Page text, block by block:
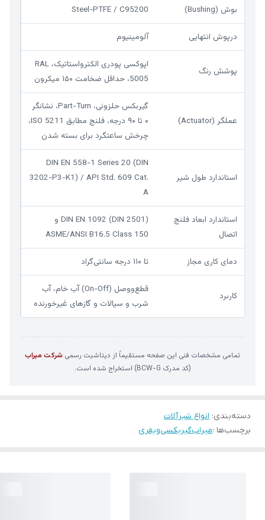
بوش (Bushing) Steel-PTFE / C95200
درپوش انتهایی آلومینیوم
پوشش رنگ
اپوکسی پودری الکترواستاتیک، RAL
5005، حداقل ضخامت ۱۵۰ میکرون
عملگر (Actuator)
گیربکس حلزونی، Part-Turn، نشانگر
۰ تا ۹۰ درجه، فلنج مطابق ISO 5211،
چرخش ساعتگرد برای بسته شدن
استاندارد طول شیر
DIN EN 558-1 Series 20 (DIN
3202-P3-K1) / API Std. 609 Cat.
A
استاندارد ابعاد فلنج
اتصال
DIN EN 1092 (DIN 2501) و
ASME/ANSI B16.5 Class 150
دمای کاری مجاز تا ۱۱۰ درجه سانتی‌گراد
کاربرد
قطع‌ووصل (On-Off) آب خام، آب
شرب و سیالات و گازهای غیرخورنده
تمامی مشخصات فنی این صفحه مستقیماً از دیتاشیت رسمی شرکت میراب
(کد مدرک BCW-G) استخراج شده است.
دسته‌بندی: انواع شیرآلات
برچسب‌ها :میرابگیربکسیویفری